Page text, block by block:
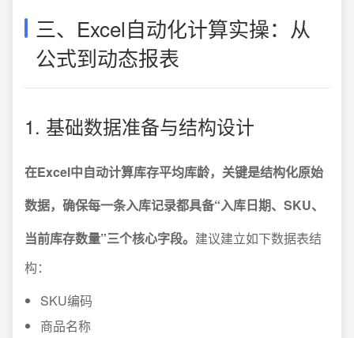
三、Excel自动化计算实操：从
公式到动态报表
1. 基础数据准备与结构设计
在Excel中自动计算库存平均库龄，关键是结构化原始
数据，确保每一条入库记录都具备“入库日期、SKU、
当前库存数量”三个核心字段。 建议建立如下数据表结
构：
SKU编码
商品名称